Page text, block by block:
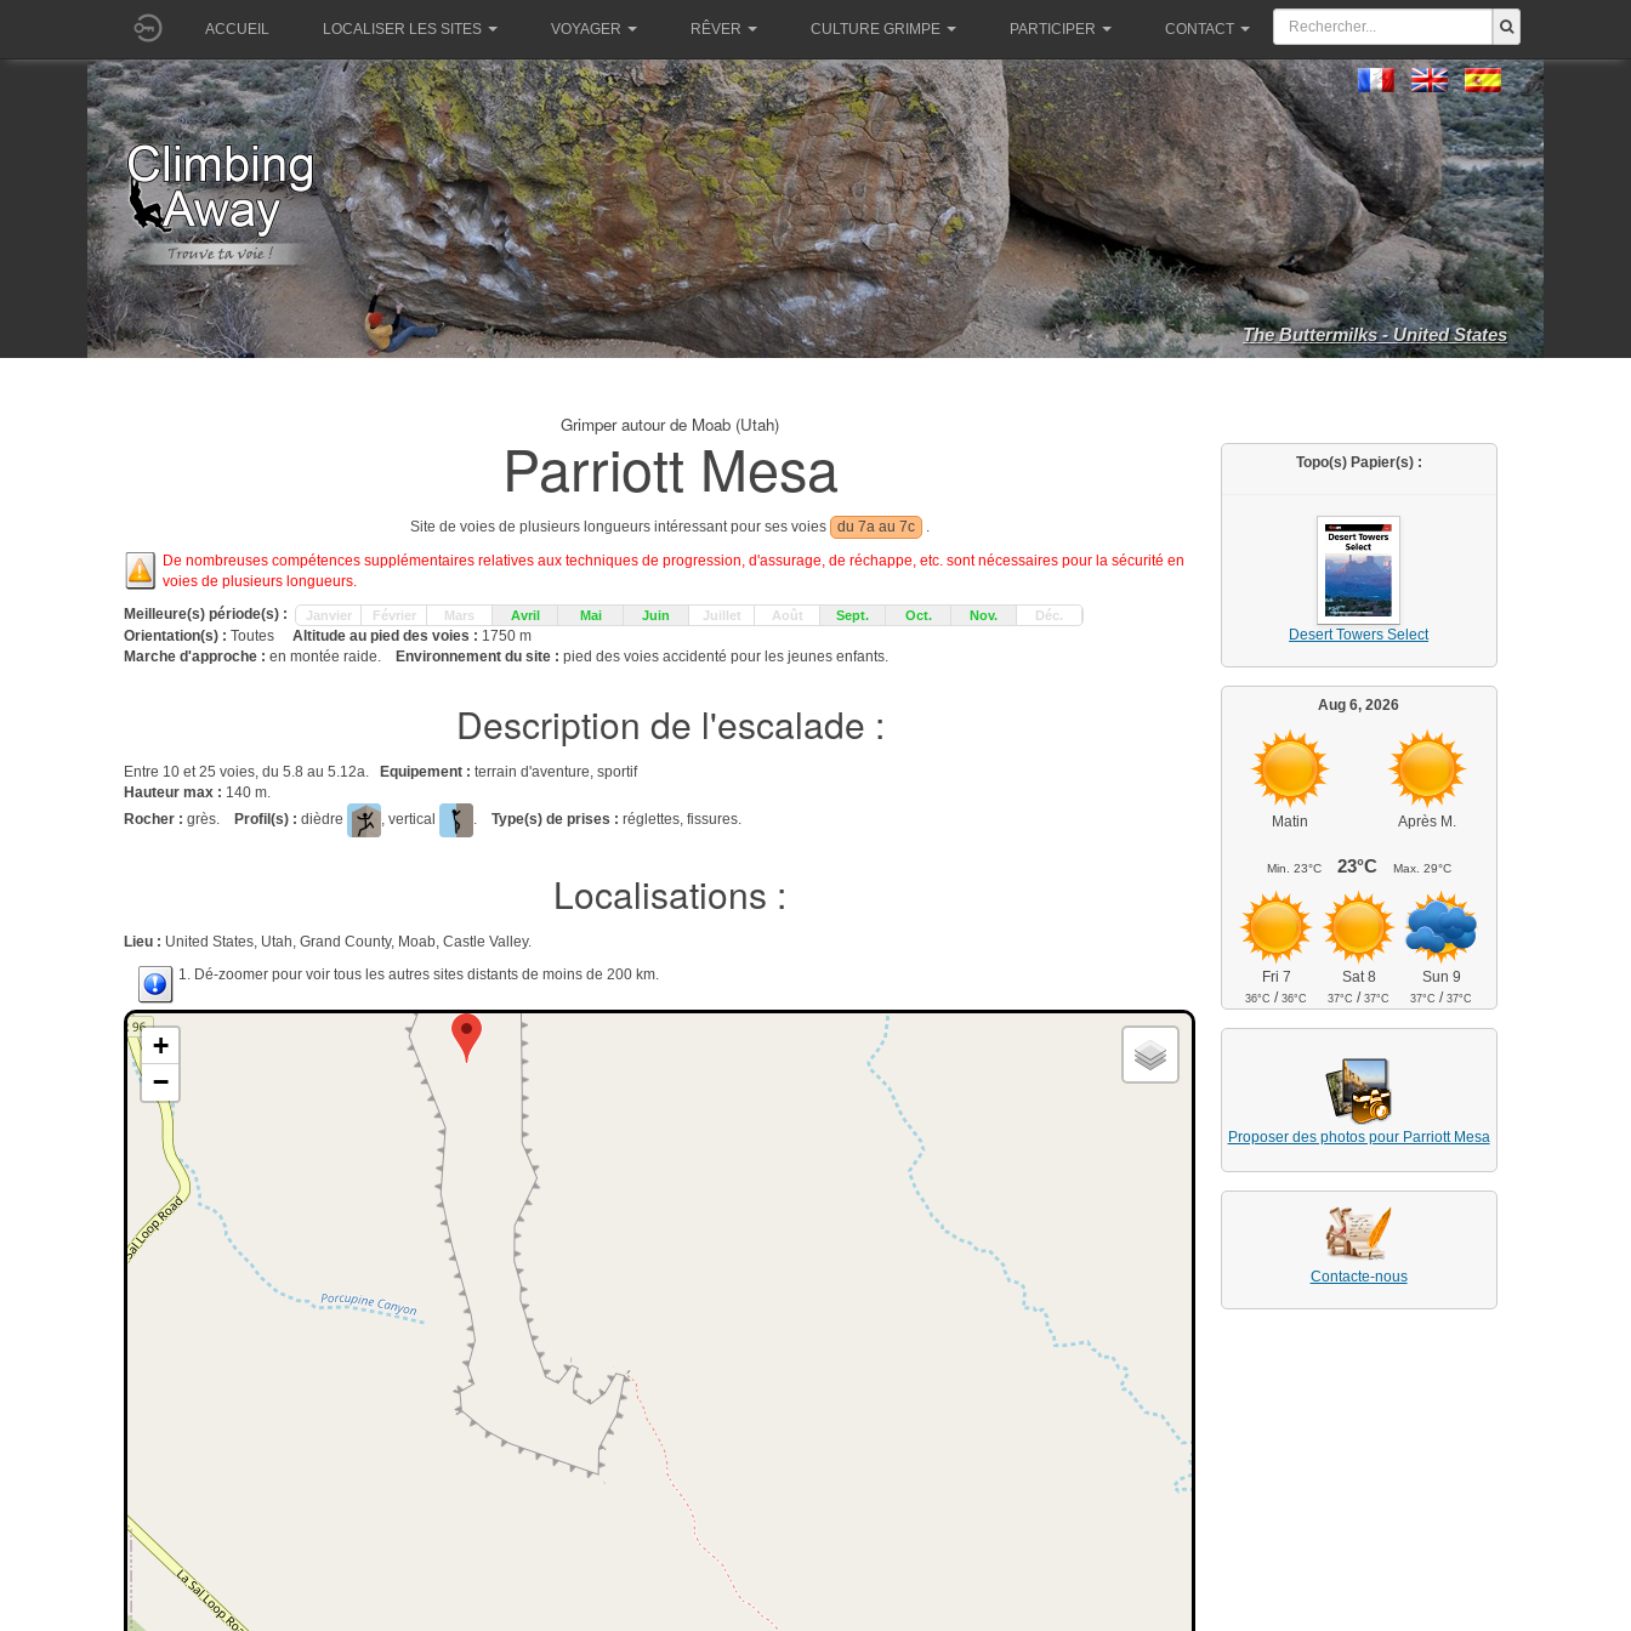
ACCUEIL LOCALISER LES SITES VOYAGER RÊVER CULTURE GRIMPE PARTICIPER CONTACT
The Buttermilks - United States
Grimper autour de Moab (Utah)
Parriott Mesa
Site de voies de plusieurs longueurs intéressant pour ses voies du 7a au 7c
.
De nombreuses compétences supplémentaires relatives aux techniques de progression, d'assurage, de réchappe, etc. sont nécessaires pour la sécurité en
voies de plusieurs longueurs.
Meilleure(s) période(s) :
Janvier Février Mars Avril Mai Juin Juillet Août Sept. Oct. Nov. Déc.
Orientation(s) : Toutes Altitude au pied des voies : 1750 m
Marche d'approche : en montée raide. Environnement du site : pied des voies accidenté pour les jeunes enfants.
Description de l'escalade :
Entre 10 et 25 voies, du 5.8 au 5.12a. Equipement : terrain d'aventure, sportif
Hauteur max : 140 m.
Rocher : grès. Profil(s) : dièdre , vertical . Type(s) de prises : réglettes, fissures.
Localisations :
Lieu : United States, Utah, Grand County, Moab, Castle Valley.
1. Dé-zoomer pour voir tous les autres sites distants de moins de 200 km.
+
−
Topo(s) Papier(s) :
Desert Towers Select
Aug 6, 2026
Matin Après M.
Min. 23°C 23°C Max. 29°C
Fri 7
36°C /36°C
Sat 8
37°C /37°C
Sun 9
37°C /37°C
Proposer des photos pour Parriott Mesa
Contacte-nous